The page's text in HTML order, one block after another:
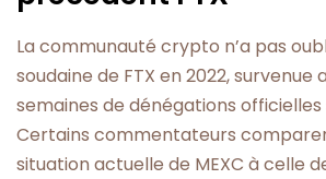
La communauté crypto n’a pas
soudaine de FTX en 2022, survenue
semaines de dénégations officielles
Certains commentateurs
situation actuelle de MEXC à celle